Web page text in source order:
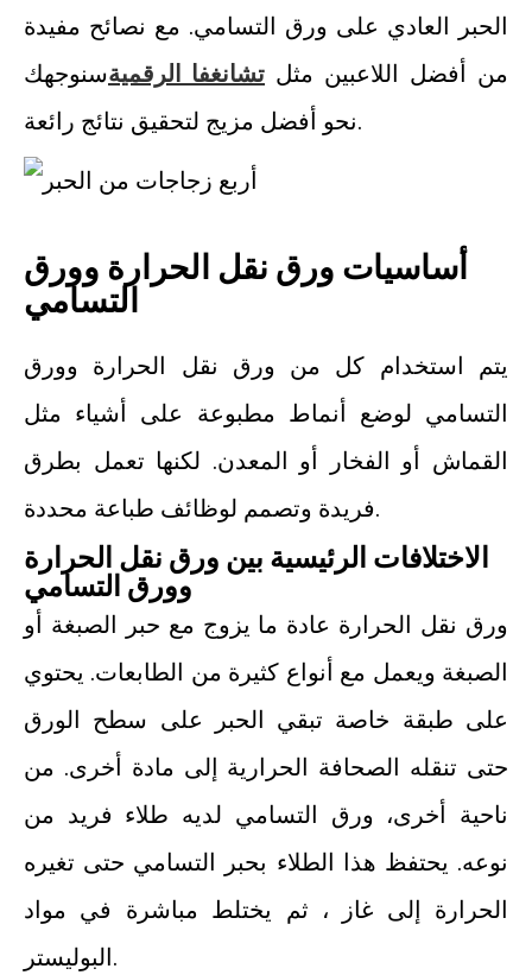
الحبر العادي على ورق التسامي. مع نصائح مفيدة
من أفضل اللاعبين مثل تشانغفا الرقميةسنوجهك
نحو أفضل مزيج لتحقيق نتائج رائعة.
أساسيات ورق نقل الحرارة وورق
التسامي
يتم استخدام كل من ورق نقل الحرارة وورق
التسامي لوضع أنماط مطبوعة على أشياء مثل
القماش أو الفخار أو المعدن. لكنها تعمل بطرق
فريدة وتصمم لوظائف طباعة محددة.
الاختلافات الرئيسية بين ورق نقل الحرارة
وورق التسامي
ورق نقل الحرارة عادة ما يزوج مع حبر الصبغة أو
الصبغة ويعمل مع أنواع كثيرة من الطابعات. يحتوي
على طبقة خاصة تبقي الحبر على سطح الورق
حتى تنقله الصحافة الحرارية إلى مادة أخرى. من
ناحية أخرى، ورق التسامي لديه طلاء فريد من
نوعه. يحتفظ هذا الطلاء بحبر التسامي حتى تغيره
الحرارة إلى غاز ، ثم يختلط مباشرة في مواد
البوليستر.